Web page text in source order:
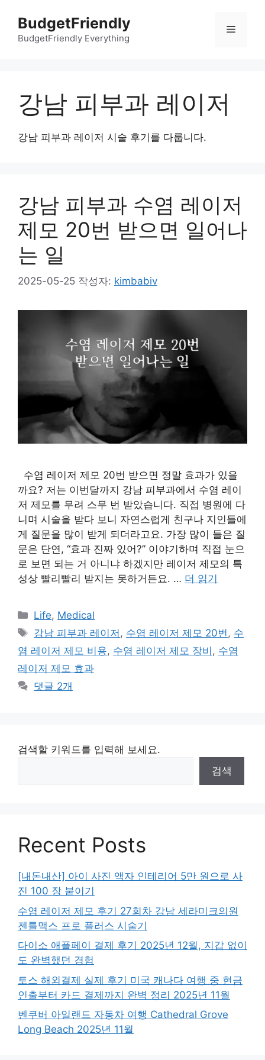
BudgetFriendly
BudgetFriendly Everything
메
강남 피부과 레이저
강남 피부과 레이저 시술 후기를 다룹니다.
강남 피부과 수염 레이저
제모 20번 받으면 일어나
는 일
2025-05-25 작성자: kimbabiv
수염 레이저 제모 20번 받으면 정말 효과가 있을
까요? 저는 이번달까지 강남 피부과에서 수염 레이
저 제모를 무려 스무 번 받았습니다. 직접 병원에 다
니며 시술을 받다 보니 자연스럽게 친구나 지인들에
게 질문을 많이 받게 되더라고요. 가장 많이 들은 질
문은 단연, “효과 진짜 있어?” 이야기하며 직접 눈으
로 보면 되는 거 아니냐 하겠지만 레이저 제모의 특
성상 빨리빨리 받지는 못하거든요. … 더 읽기
카
테
리
Life, Medical
태
그
강남 피부과 레이저 , 수염 레이저 제모 20번, 수
염 레이저 제모 비용, 수염 레이저 제모 장비 , 수염
레이저 제모 효과
댓글 2개
검색할 키워드를 입력해 보세요.
검색
Recent Posts
[내돈내산] 아이 사진 액자 인테리어 5만 원으로 사
진 100 장 붙이기
수염 레이저 제모 후기 27회차 강남 세라미크의원
젠틀맥스 프로 플러스 시술기
다이소 애플페이 결제 후기 2025년 12월, 지갑 없이
도 완벽했던 경험
토스 해외결제 실제 후기 미국 캐나다 여행 중 현금
인출부터 카드 결제까지 완벽 정리 2025년 11월
벤쿠버 아일랜드 자동차 여행 Cathedral Grove
Long Beach 2025년 11월